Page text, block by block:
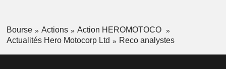
Bourse Actions
Action HEROMOTOCO
Actualités Hero Motocorp Ltd
Reco analystes